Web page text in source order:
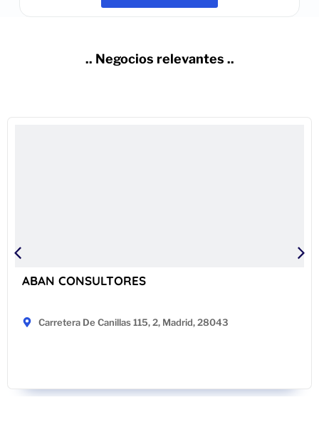
.. Negocios relevantes ..
ABAN CONSULTORES
Carretera De Canillas 115, 2, Madrid, 28043